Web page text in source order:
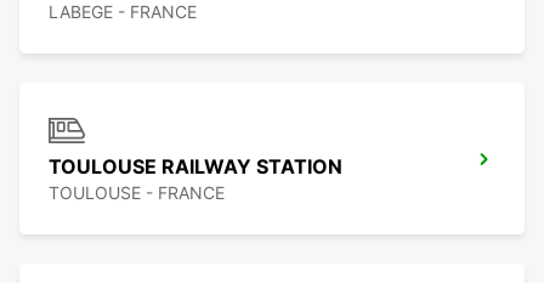
LABEGE - FRANCE
TOULOUSE RAILWAY STATION
TOULOUSE - FRANCE